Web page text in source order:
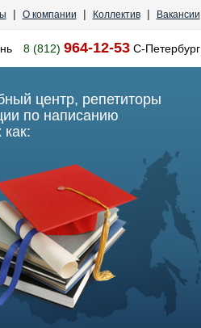
| О компании | Коллектив| Вакансии
8 (812) 964-12-53С-Петербург
центр, репетиторы
по написанию
как: